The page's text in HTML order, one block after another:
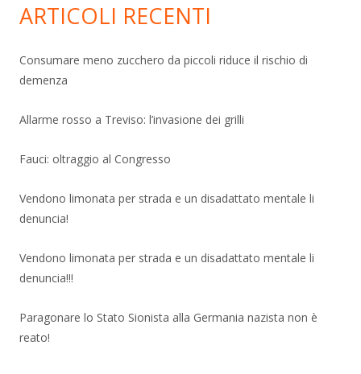
ARTICOLI RECENTI
Consumare meno zucchero da piccoli riduce il rischio di
demenza
Allarme rosso a Treviso: l’invasione dei grilli
Fauci: oltraggio al Congresso
Vendono limonata per strada e un disadattato mentale li
denuncia!
Vendono limonata per strada e un disadattato mentale li
denuncia!!!
Paragonare lo Stato Sionista alla Germania nazista non è
reato!